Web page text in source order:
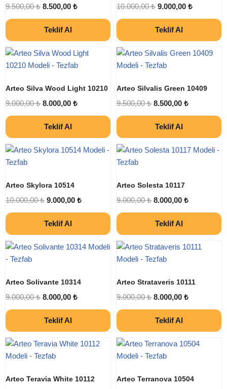
9.500,00₺ 8.500,00 ₺
Teklif Al
10.000,00₺ 9.000,00 ₺
Teklif Al
Arteo Silva Wood Light 10210
9.000,00₺ 8.000,00 ₺
Teklif Al
Arteo Silvalis Green 10409
9.500,00₺ 8.500,00 ₺
Teklif Al
Arteo Skylora 10514
10.000,00₺ 9.000,00 ₺
Teklif Al
Arteo Solesta 10117
9.000,00₺ 8.000,00 ₺
Teklif Al
Arteo Solivante 10314
9.000,00₺ 8.000,00 ₺
Teklif Al
Arteo Strataveris 10111
9.000,00₺ 8.000,00 ₺
Teklif Al
Arteo Teravia White 10112 Arteo Terranova 10504